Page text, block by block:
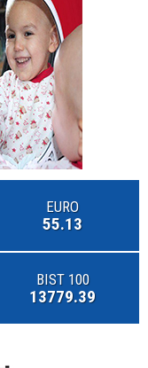
EURO
55.13
BIST 100
13779.39